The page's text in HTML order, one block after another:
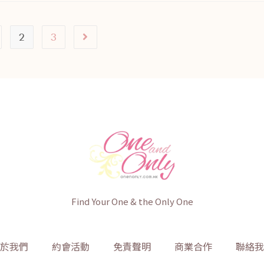
2 3
Find Your One & the Only One
我們 約會活動 免責聲明 商業合作 聯絡